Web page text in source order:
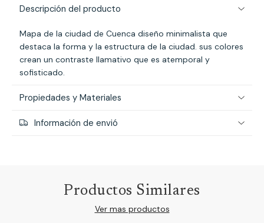
Descripción del producto
Mapa de la ciudad de Cuenca diseño minimalista que
destaca la forma y la estructura de la ciudad. sus colores
crean un contraste llamativo que es atemporal y
sofisticado.
Propiedades y Materiales
Información de envió
Productos Similares
Ver mas productos